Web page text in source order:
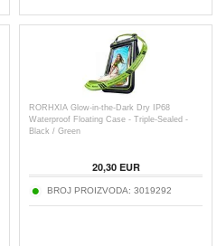
RORHXIA Glow-in-the-Dark Dry IP68
Waterproof Floating Case - Triple-Sealed -
Black / Green
20,30EUR
BROJ PROIZVODA: 3019292